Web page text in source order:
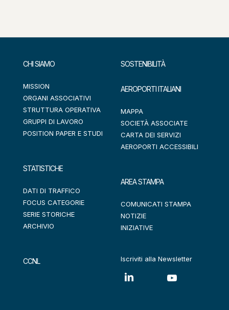
CHI SIAMO
MISSION
ORGANI ASSOCIATIVI
STRUTTURA OPERATIVA
GRUPPI DI LAVORO
POSITION PAPER E STUDI
STATISTICHE
DATI DI TRAFFICO
FOCUS CATEGORIE
SERIE STORICHE
ARCHIVIO
CCNL
SOSTENIBILITÀ
AEROPORTI ITALIANI
MAPPA
SOCIETÀ ASSOCIATE
CARTA DEI SERVIZI
AEROPORTI ACCESSIBILI
AREA STAMPA
COMUNICATI STAMPA
NOTIZIE
INIZIATIVE
Iscriviti alla Newsletter